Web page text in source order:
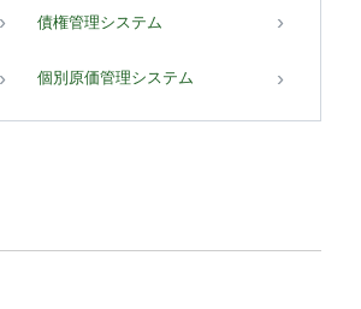
債権管理システム
個別原価管理システム